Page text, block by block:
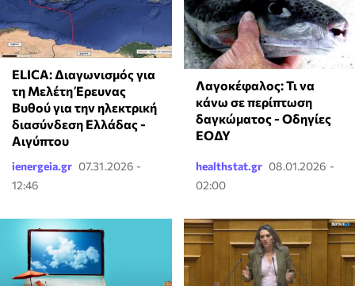
ELICA: Διαγωνισμός για
τη Μελέτη Έρευνας
Βυθού για την ηλεκτρική
διασύνδεση Ελλάδας -
Αιγύπτου
ienergeia.gr 07.31.2026 -
12:46
Λαγοκέφαλος: Τι να
κάνω σε περίπτωση
δαγκώματος - Οδηγίες
ΕΟΔΥ
healthstat.gr 08.01.2026 -
02:00